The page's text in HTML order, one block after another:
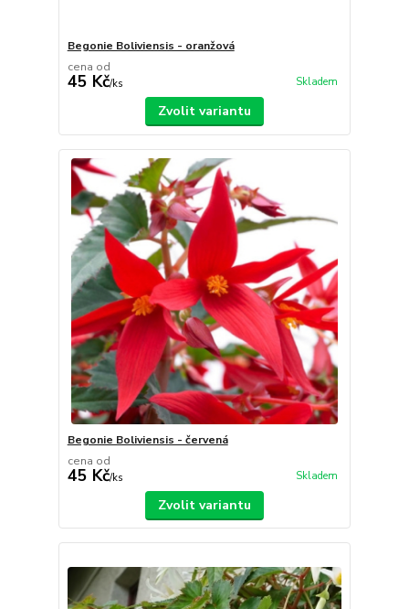
Begonie Boliviensis - oranžová
cena od
45 Kč/ks Skladem
Zvolit variantu
Begonie Boliviensis - červená
cena od
45 Kč/ks Skladem
Zvolit variantu